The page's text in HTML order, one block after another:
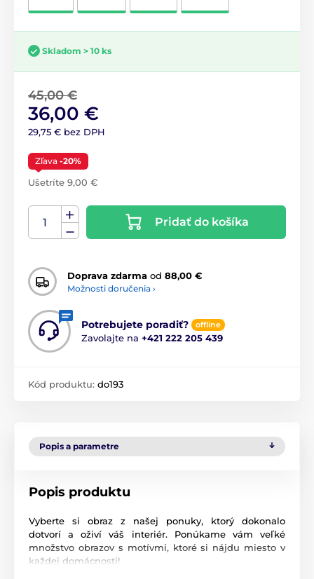
Skladom > 10 ks
45,00 €
36,00 €
29,75 € bez DPH
Zľava -20%
Ušetríte 9,00 €
Pridať do košíka
Doprava zdarma od 88,00 €
Možnosti doručenia ›
Potrebujete poradiť? offline
Zavolajte na +421 222 205 439
Kód produktu: do193
Popis a parametre
Popis produktu
Vyberte si obraz z našej ponuky, ktorý dokonalo
dotvorí a oživí váš interiér. Ponúkame vám veľké
množstvo obrazov s motívmi, ktoré si nájdu miesto v
každej domácnosti!